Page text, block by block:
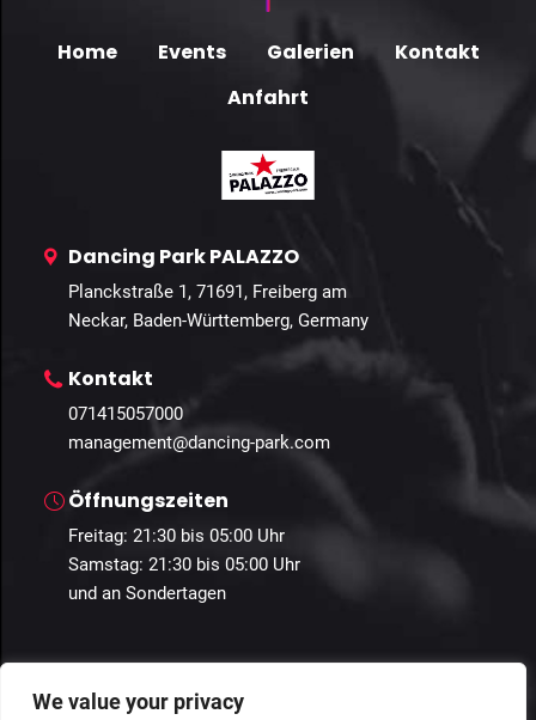
We value your privacy
Home Events Galerien
Kontakt
Anfahrt
Dancing Park PALAZZO
Planckstraße 1, 71691, Freiberg am
Neckar, Baden-Württemberg, Germany
Kontakt
071415057000
management@dancing-park.com
Öffnungszeiten
Freitag: 21:30 bis 05:00 Uhr
Samstag: 21:30 bis 05:00 Uhr
und an Sondertagen